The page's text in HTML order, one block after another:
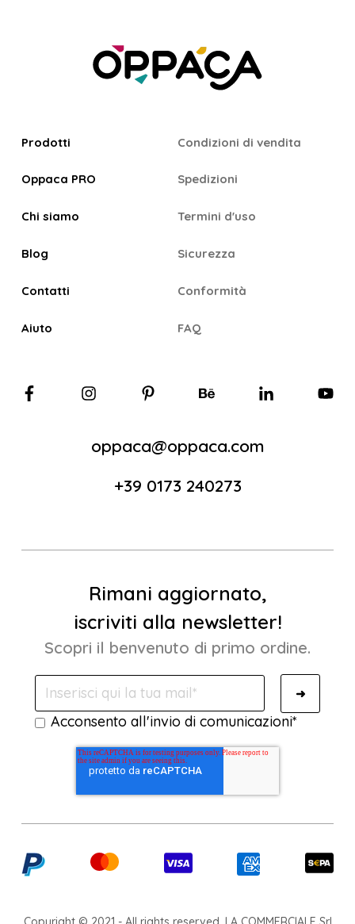
Rimani aggiornato,
iscriviti alla newsletter!
Scopri il benvenuto di primo ordine.
Acconsento all'invio di comunicazioni*
Prodotti
Oppaca PRO
Chi siamo
Blog
Contatti
Aiuto
Condizioni di vendita
Spedizioni
Termini d'uso
Sicurezza
Conformità
FAQ
oppaca@oppaca.com
+39 0173 240273